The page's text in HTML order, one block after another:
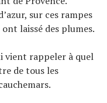
sur ces rampes
laissé des plumes.
vient rappeler à quel
de tous les